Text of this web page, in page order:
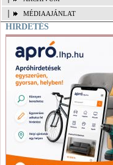
MÉDIAAJÁNLAT
HIRDETÉS